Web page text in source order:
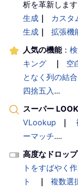
析を革新します
生成 ｜ カスタ
生成 ｜ 拡張機
人気の機能：
キング
｜ 空
となく列の結
四捨五入...
スーパー
VLookup
｜
ーマッチ....
高度なドロッ
トをすばやく
ト
｜ 複数選